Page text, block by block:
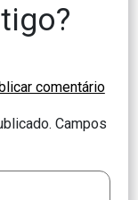
Campos